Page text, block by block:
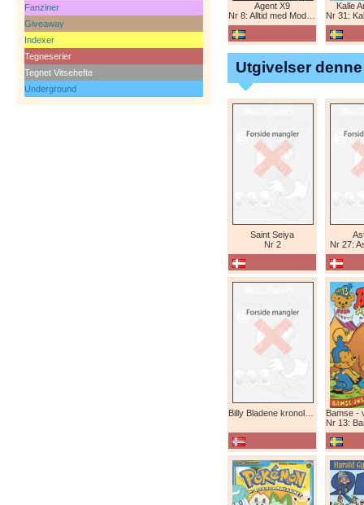
Fanziner
Giveaway
Indexer
Tegneserier
Tegnet Vitsehefte
Underground
Agent X9
Nr 8: Alltid med Modesty Blaise
Kalle
Nr 31:
Utgivelser
Saint Seiya
Nr 2
Nr 27:
Nr 13: Bamse-